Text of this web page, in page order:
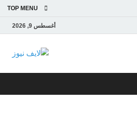
TOP MENU
أغسطس 9, 2026
لايف
نيوز
لحظة بلحظة من